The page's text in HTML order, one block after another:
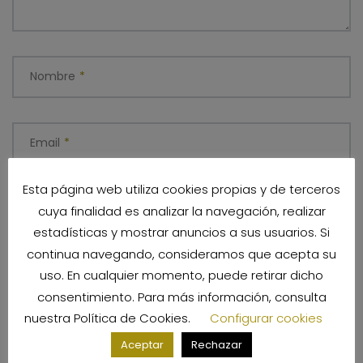
Nombre *
Email *
Sitio web
Guarda mi nombre, correo electrónico y web en este
navegador para la próxima vez que comente.
Esta página web utiliza cookies propias y de terceros
cuya finalidad es analizar la navegación, realizar
estadísticas y mostrar anuncios a sus usuarios. Si
continua navegando, consideramos que acepta su
uso. En cualquier momento, puede retirar dicho
consentimiento. Para más información, consulta
nuestra Política de Cookies. Configurar cookies
Aceptar Rechazar